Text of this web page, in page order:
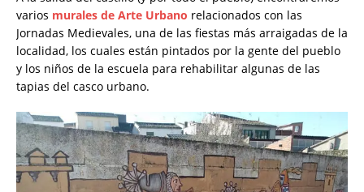
varios murales de Arte Urbano relacionados con las
Jornadas Medievales, una de las fiestas más arraigadas de la
localidad, los cuales están pintados por la gente del pueblo
y los niños de la escuela para rehabilitar algunas de las
tapias del casco urbano.